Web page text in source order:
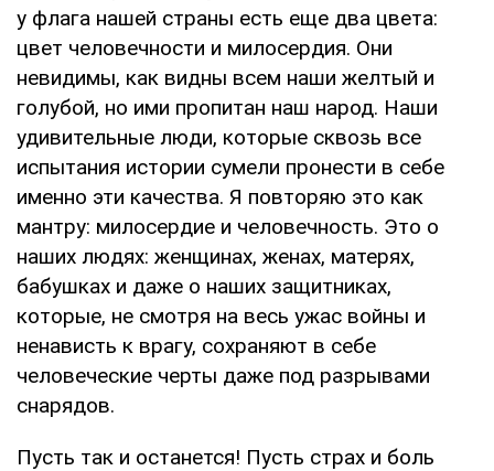
у флага нашей страны есть еще два цвета:
цвет человечности и милосердия. Они
невидимы, как видны всем наши желтый и
голубой, но ими пропитан наш народ. Наши
удивительные люди, которые сквозь все
испытания истории сумели пронести в себе
именно эти качества. Я повторяю это как
мантру: милосердие и человечность. Это о
наших людях: женщинах, женах, матерях,
бабушках и даже о наших защитниках,
которые, не смотря на весь ужас войны и
ненависть к врагу, сохраняют в себе
человеческие черты даже под разрывами
снарядов.
Пусть так и останется! Пусть страх и боль